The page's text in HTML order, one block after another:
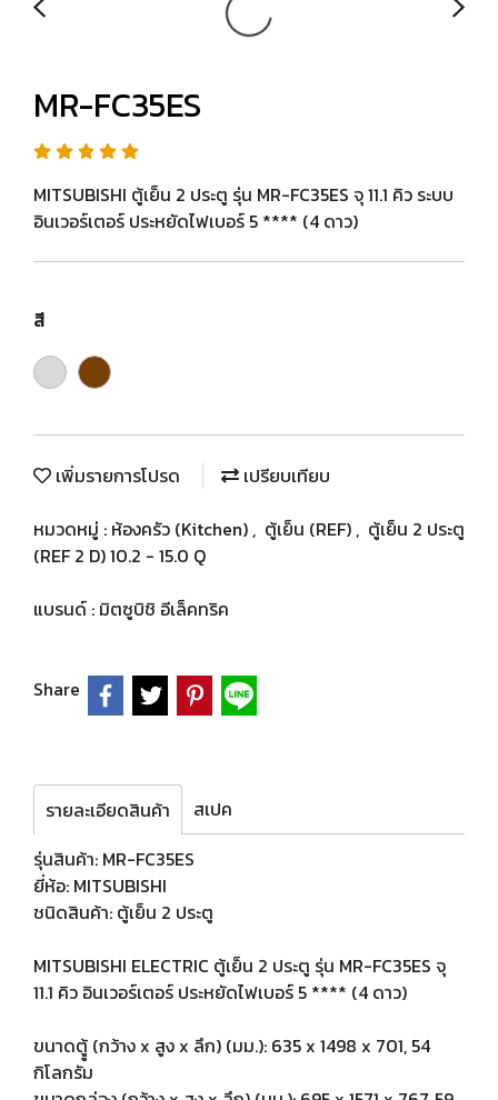
MR-FC35ES
MITSUBISHI ตู้เย็น 2 ประตู รุ่น MR-FC35ES จุ 11.1 คิว ระบบ
อินเวอร์เตอร์ ประหยัดไฟเบอร์ 5 **** (4 ดาว)
สี
เพิ่มรายการโปรด
เปรียบเทียบ
หมวดหมู่ : ห้องครัว (Kitchen) , ตู้เย็น (REF) , ตู้เย็น 2 ประตู
(REF 2 D) 10.2 - 15.0 Q
แบรนด์ : มิตซูบิชิ อีเล็คทริค
Share
รายละเอียดสินค้า
สเปค
รุ่นสินค้า: MR-FC35ES
ยี่ห้อ: MITSUBISHI
ชนิดสินค้า: ตู้เย็น 2 ประตู
MITSUBISHI ELECTRIC ตู้เย็น 2 ประตู รุ่น MR-FC35ES จุ
11.1 คิว อินเวอร์เตอร์ ประหยัดไฟเบอร์ 5 **** (4 ดาว)
ขนาดตูู้ (กว้าง x สูง x ลึก) (มม.): 635 x 1498 x 701, 54
กิโลกรัม